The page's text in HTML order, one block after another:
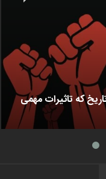
که تاثیرات مهمی